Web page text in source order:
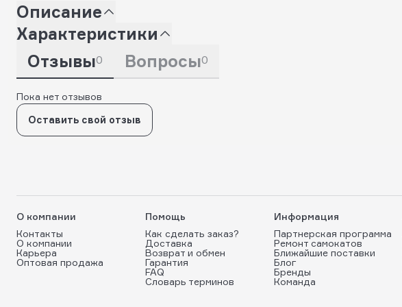
Описание
Характеристики
Отзывы0 Вопросы0
Пока нет отзывов
Оставить свой отзыв
О компании
Контакты
О компании
Карьера
Оптовая продажа
Помощь
Как сделать заказ?
Доставка
Возврат и обмен
Гарантия
FAQ
Словарь терминов
Информация
Партнерская программа
Ремонт самокатов
Ближайшие поставки
Блог
Бренды
Команда